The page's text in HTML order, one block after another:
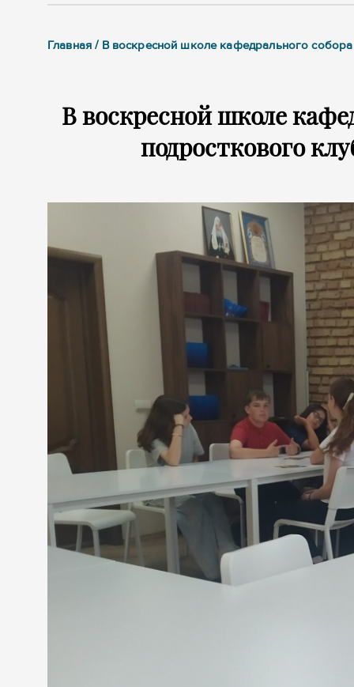
Главная / В воскресной школе кафедрального
В воскресной школе
подросткового